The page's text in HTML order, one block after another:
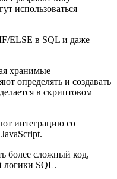
использоваться
ELSE в SQL и даже
хранимые
определять и создавать
в скриптовом
интеграцию со
более сложный код,
логики SQL.